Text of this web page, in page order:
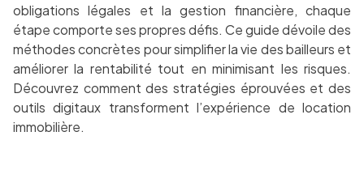
obligations légales et la gestion financière, chaque
étape comporte ses propres défis. Ce guide dévoile des
méthodes concrètes pour simplifier la vie des bailleurs et
améliorer la rentabilité tout en minimisant les risques.
Découvrez comment des stratégies éprouvées et des
outils digitaux transforment l’expérience de location
immobilière.